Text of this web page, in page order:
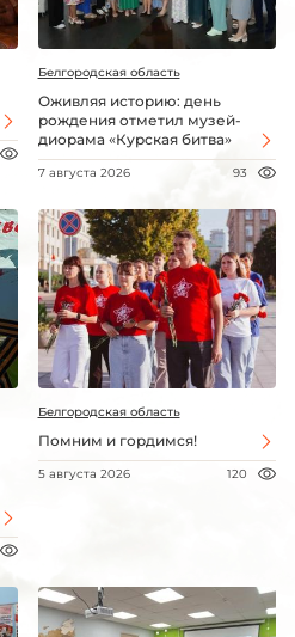
Белгородская область
Оживляя историю: день
рождения отметил музей-
диорама «Курская битва»
7 августа 2026 93
Белгородская область
Помним и гордимся!
5 августа 2026 120